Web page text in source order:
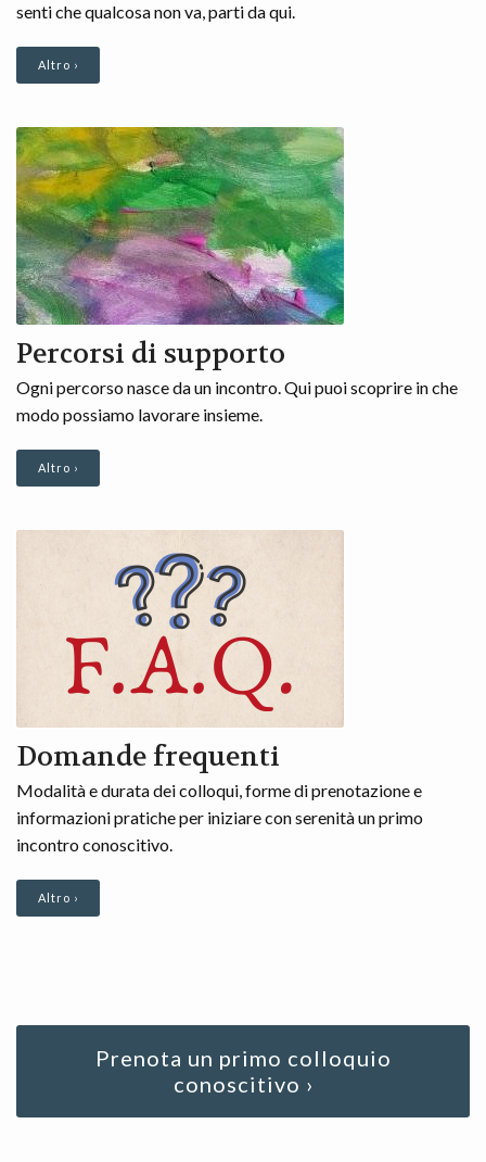
senti che qualcosa non va, parti da qui.
Altro ›
Percorsi di supporto
Ogni percorso nasce da un incontro. Qui puoi scoprire in che
modo possiamo lavorare insieme.
Altro ›
Domande frequenti
Modalità e durata dei colloqui, forme di prenotazione e
informazioni pratiche per iniziare con serenità un primo
incontro conoscitivo.
Altro ›
Prenota un primo colloquio
conoscitivo ›